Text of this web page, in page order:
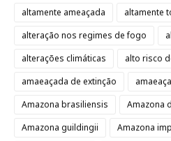
altamente ameaçada
altamente
alteração nos regimes de fogo
alterações climáticas
alto risco
amaeaçada de extinção
Amazona brasiliensis
Amazona
Amazona guildingii
Amazona